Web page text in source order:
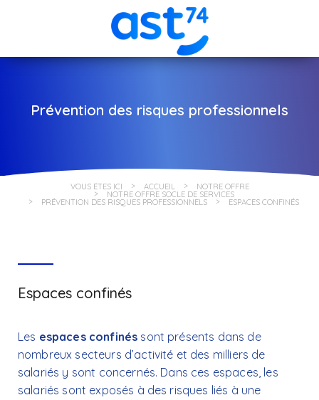
Prévention des risques professionnels
VOUS ÊTES ICI ACCUEIL NOTRE OFFRE
NOTRE OFFRE SOCLE DE SERVICES
PRÉVENTION DES RISQUES PROFESSIONNELS ESPACES CONFINÉS
Espaces confinés
Les espaces confinés sont présents dans de
nombreux secteurs d’activité et des milliers de
salariés y sont concernés. Dans ces espaces, les
salariés sont exposés à des risques liés à une